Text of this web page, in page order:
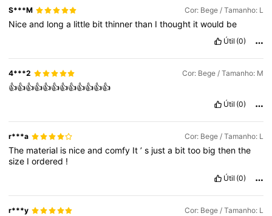
4,71
4,71 62K Seguidores
4,71
S***M Cor: Bege / Tamanho: L
Niceand longa little bitthinnerthan Ithought itwould be
Útil (0)
4***2 Cor: Bege / Tamanho: M
👍👍👍👍👍👍👍👍👍👍👍👍
Útil (0)
r***a Cor: Bege / Tamanho: L
The material is niceandcomfy It’s justa bittoo bigthenthe
size Iordered !
Útil (0)
r***y Cor: Bege / Tamanho: L